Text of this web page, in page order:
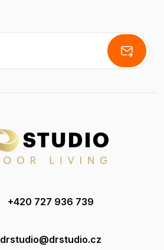
+420 727 936 739
drstudio@drstudio.cz